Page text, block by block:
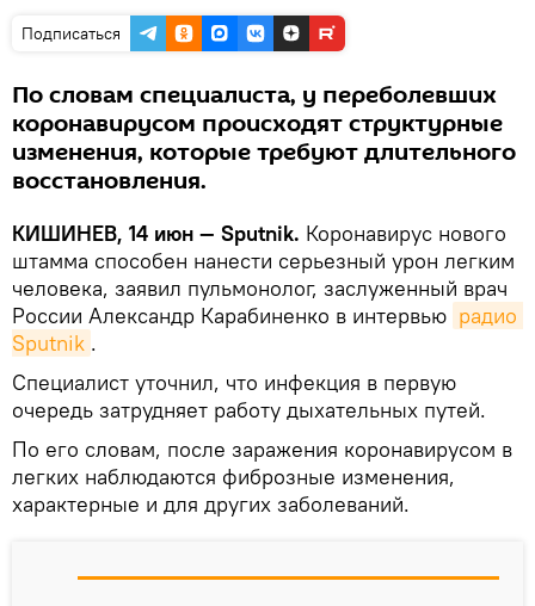
Подписаться
По словам специалиста, у переболевших
коронавирусом происходят структурные
изменения, которые требуют длительного
восстановления.
КИШИНЕВ, 14 июн — Sputnik. Коронавирус нового
штамма способен нанести серьезный урон легким
человека, заявил пульмонолог, заслуженный врач
России Александр Карабиненко в интервью радио
Sputnik .
Специалист уточнил, что инфекция в первую
очередь затрудняет работу дыхательных путей.
По его словам, после заражения коронавирусом в
легких наблюдаются фиброзные изменения,
характерные и для других заболеваний.